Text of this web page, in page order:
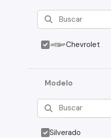
Chevrolet
Modelo
Silverado